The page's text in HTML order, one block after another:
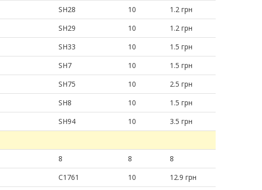
SH28 10
1.2 грн
SH29 10
1.2 грн
SH33 10
1.5 грн
SH7 10
1.5 грн
SH75 10
2.5 грн
SH8 10
1.5 грн
SH94 10
3.5 грн
8 8
8
C1761 10
12.9 грн